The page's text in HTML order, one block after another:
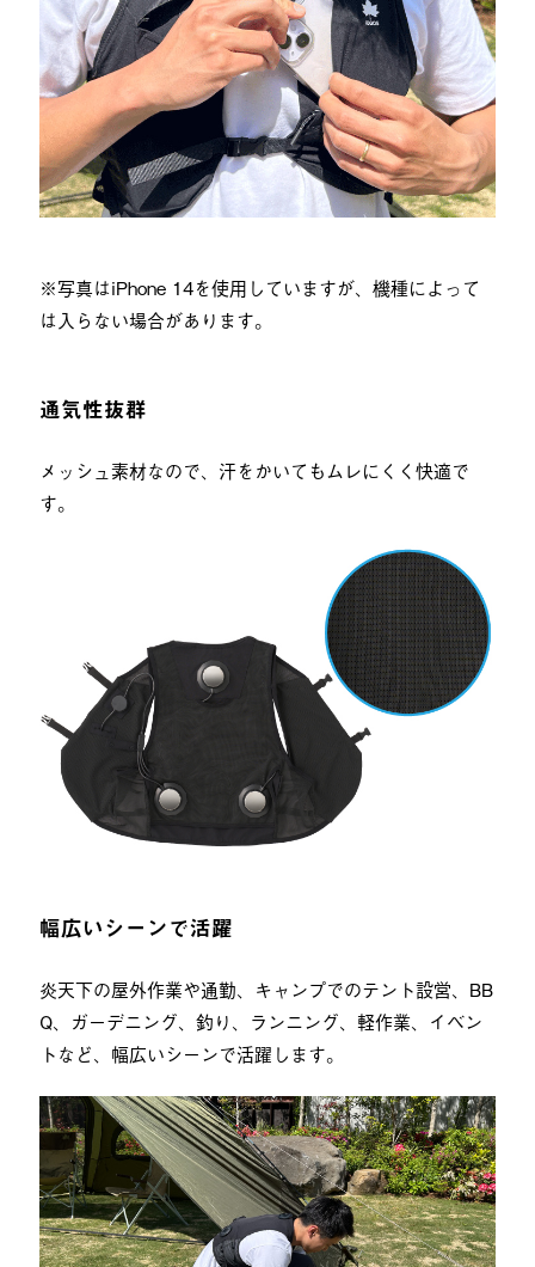
※写真はiPhone 14を使用していますが、機種によって
は入らない場合があります。
通気性抜群
メッシュ素材なので、汗をかいてもムレにくく快適で
す。
幅広いシーンで活躍
炎天下の屋外作業や通勤、キャンプでのテント設営、BB
Q、ガーデニング、釣り、ランニング、軽作業、イベン
トなど、幅広いシーンで活躍します。